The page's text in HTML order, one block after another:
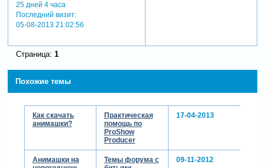
25 дней 4 часа
Последний визит:
05-08-2013 21:02:56
Страница: 1
Похожие темы
Как скачать
анимашки?
Практическая
помощь по
ProShow
Producer
17-04-2013
Анимашки на
Темы форума с
09-11-2012